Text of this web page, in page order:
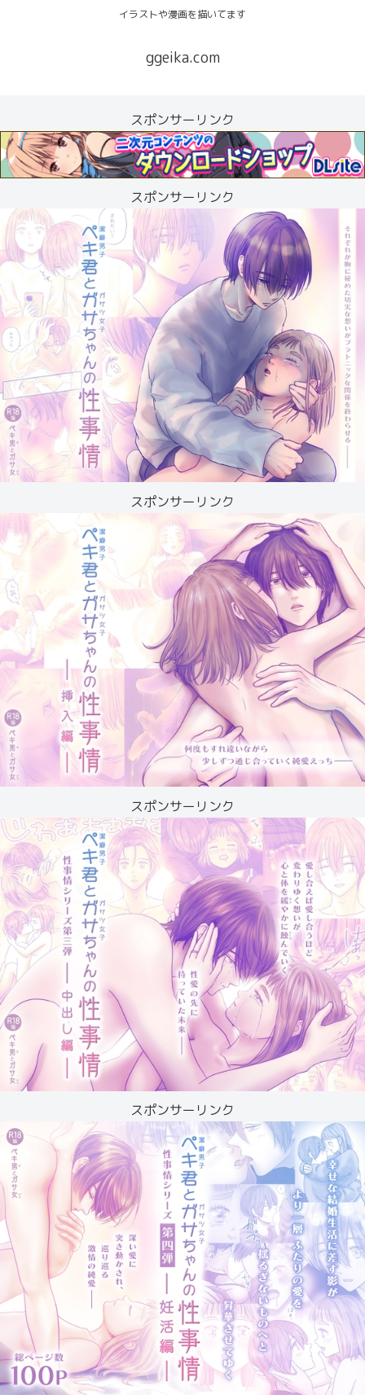
イラストや漫画を描いてます
ggeika.com
スポンサーリンク
スポンサーリンク
スポンサーリンク
スポンサーリンク
スポンサーリンク